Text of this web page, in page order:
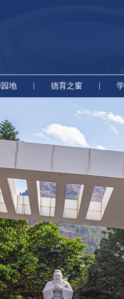
地 | 德育之窗 |